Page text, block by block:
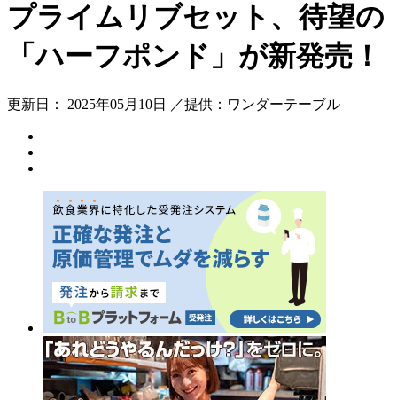
プライムリブセット、待望の
「ハーフポンド」が新発売！
更新日： 2025年05月10日 ／提供：ワンダーテーブル